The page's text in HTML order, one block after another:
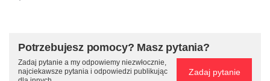
Potrzebujesz pomocy? Masz pytania?
Zadaj pytanie a my odpowiemy niezwłocznie,
najciekawsze pytania i odpowiedzi publikując
Zadaj pytanie